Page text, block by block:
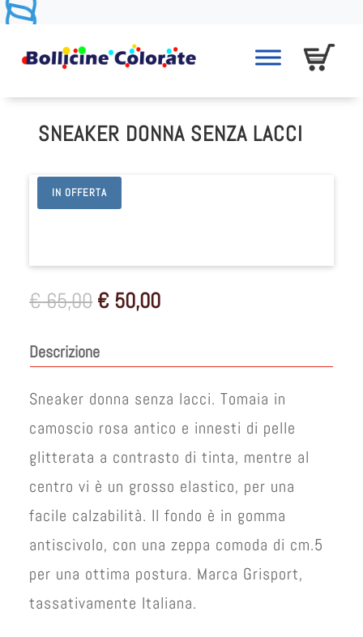
SNEAKER DONNA SENZA LACCI
IN OFFERTA
€65,00 Il
originale
era:
€ 65,00.
€ 50,00Il
è:
€ 50,00.
Descrizione
Sneaker donna senza lacci. Tomaia in
camoscio rosa antico e innesti di pelle
glitterata a contrasto di tinta, mentre al
centro vi è un grosso elastico, per una
facile calzabilità. Il fondo è in gomma
antiscivolo, con una zeppa comoda di cm.5
per una ottima postura. Marca Grisport,
tassativamente Italiana.